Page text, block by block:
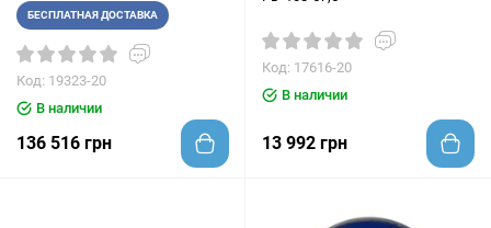
БЕСПЛАТНАЯ ДОСТАВКА
Код: 19323-20
В наличии
136 516 грн
Код: 17616-20
В наличии
13 992 грн